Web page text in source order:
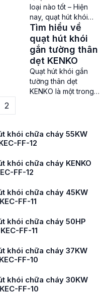
giúp làm sạch không
khí và tạo điều kiện
thuận lợi cho công
tác cứu hộ và chữa
cháy. Quạt hút khói
PCCC lưu […]
loại nào tốt – Hiện
nay, quạt hút khói
PCCC được phân
phối trên thị trường
với rất nhiều dòng
sản phẩm khác nhau.
Mỗi loại quạt sẽ có
những hình dạng, cấu
tạo cùng thông số kỹ
thuật khác nhau để
Tìm hiểu về
quạt hút khói
gắn tường thân
dẹt KENKO
Quạt hút khói gắn
tường thân dẹt
KENKO là một trong
ty TNHH sản xuất
thương mại và công
ráp và cung cấp
chính hãng trên thị
hút khói gắn tường
thân dẹt KENKO Để
2
khói chữa cháy 55KW
FF-12
khói chữa cháy KENKO
FF-12
khói chữa cháy 45KW
FF-11
khói chữa cháy 50HP
FF-11
khói chữa cháy 37KW
FF-10
khói chữa cháy 30KW
FF-10